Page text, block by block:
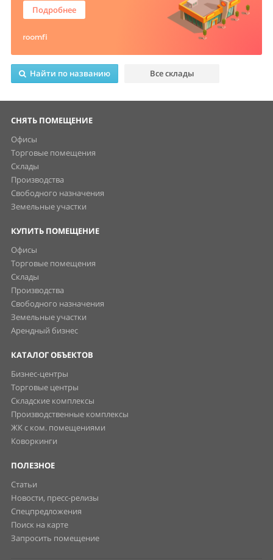
Подробнее
Найти по названию Все склады
СНЯТЬ ПОМЕЩЕНИЕ
Офисы
Торговые помещения
Склады
Производства
Свободного назначения
Земельные участки
КУПИТЬ ПОМЕЩЕНИЕ
Офисы
Торговые помещения
Склады
Производства
Свободного назначения
Земельные участки
Арендный бизнес
КАТАЛОГ ОБЪЕКТОВ
Бизнес-центры
Торговые центры
Складские комплексы
Производственные комплексы
ЖК с ком. помещениями
Коворкинги
ПОЛЕЗНОЕ
Статьи
Новости, пресс-релизы
Спецпредложения
Поиск на карте
Запросить помещение